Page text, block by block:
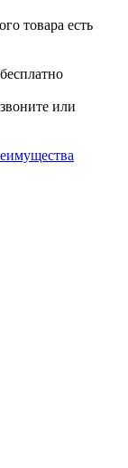
товара есть
или